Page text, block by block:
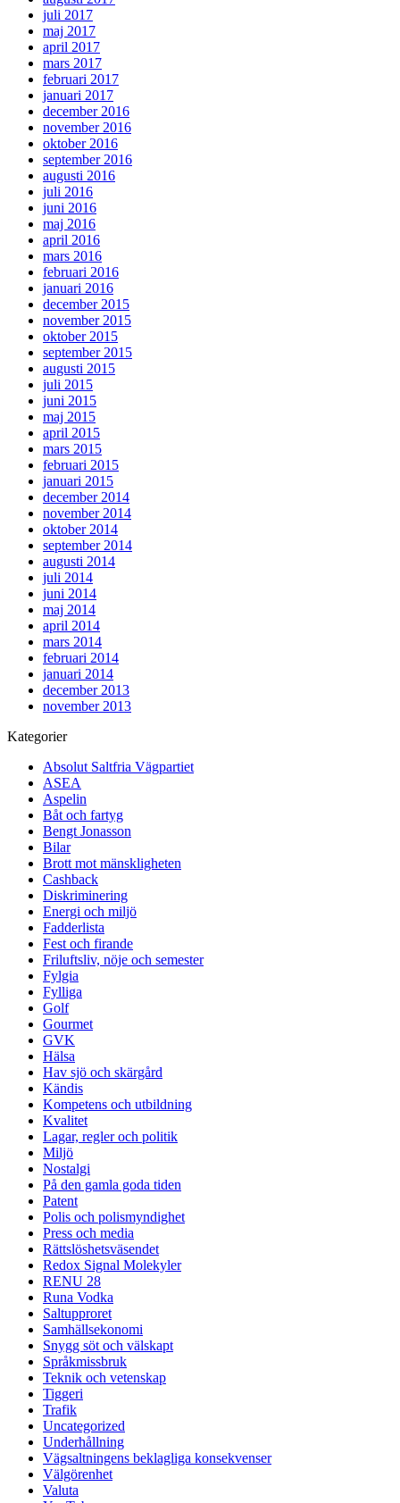
juli 2017
maj 2017
april 2017
mars 2017
februari 2017
januari 2017
december 2016
november 2016
oktober 2016
september 2016
augusti 2016
juli 2016
juni 2016
maj 2016
april 2016
mars 2016
februari 2016
januari 2016
december 2015
november 2015
oktober 2015
september 2015
augusti 2015
juli 2015
juni 2015
maj 2015
april 2015
mars 2015
februari 2015
januari 2015
december 2014
november 2014
oktober 2014
september 2014
augusti 2014
juli 2014
juni 2014
maj 2014
april 2014
mars 2014
februari 2014
januari 2014
december 2013
november 2013
Kategorier
Absolut Saltfria Vägpartiet
ASEA
Aspelin
Båt och fartyg
Bengt Jonasson
Bilar
Brott mot mänskligheten
Cashback
Diskriminering
Energi och miljö
Fadderlista
Fest och firande
Friluftsliv, nöje och semester
Fylgia
Fylliga
Golf
Gourmet
GVK
Hälsa
Hav sjö och skärgård
Kändis
Kompetens och utbildning
Kvalitet
Lagar, regler och politik
Miljö
Nostalgi
På den gamla goda tiden
Patent
Polis och polismyndighet
Press och media
Rättslöshetsväsendet
Redox Signal Molekyler
RENU 28
Runa Vodka
Saltupproret
Samhällsekonomi
Snygg söt och välskapt
Språkmissbruk
Teknik och vetenskap
Tiggeri
Trafik
Uncategorized
Underhållning
Vägsaltningens beklagliga konsekvenser
Välgörenhet
Valuta